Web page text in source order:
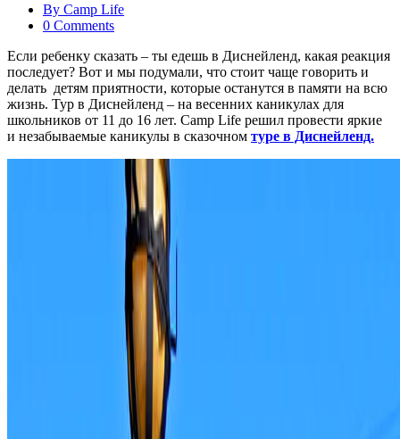
By Camp Life
0 Comments
Если ребенку сказать – ты едешь в Диснейленд, какая реакция
последует? Вот и мы подумали, что стоит чаще говорить и
делать детям приятности, которые останутся в памяти на всю
жизнь. Тур в Диснейленд – на весенних каникулах для
школьников от 11 до 16 лет. Camp Life решил провести яркие
и незабываемые каникулы в сказочном туре в Диснейленд.